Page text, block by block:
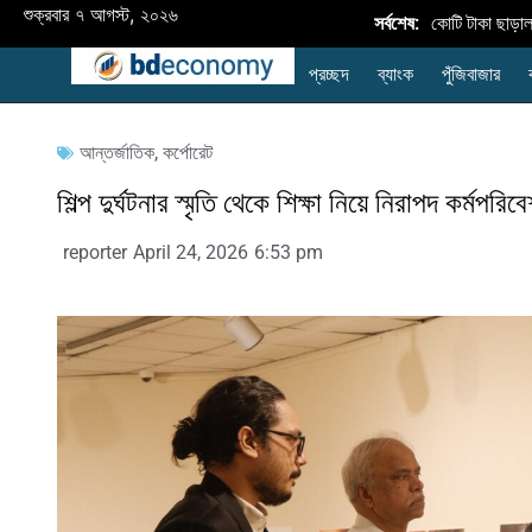
শুক্রবার ৭ আগস্ট, ২০২৬ সর্বশেষ:
অর্থবছর ২৬-এ কৃষি ঋণ বিতরণ ৪২,৮৩৪ কোটি টাকা ছাড়াল:
প্রচ্ছদ ব্যাংক পুঁজিবাজার
আন্তর্জাতিক, কর্পোরেট
শিল্প দুর্ঘটনার স্মৃতি থেকে শিক্ষা নিয়ে নিরাপদ
reporter April 24, 2026 6:53 pm